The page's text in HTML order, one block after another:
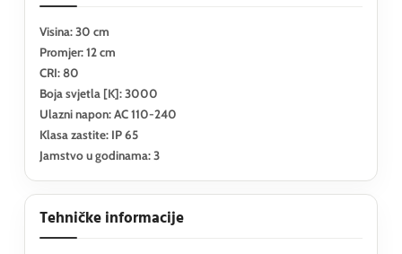
Visina: 30 cm
Promjer: 12 cm
CRI: 80
Boja svjetla [K]: 3000
Ulazni napon: AC 110-240
Klasa zastite: IP 65
Jamstvo u godinama: 3
Tehničke informacije